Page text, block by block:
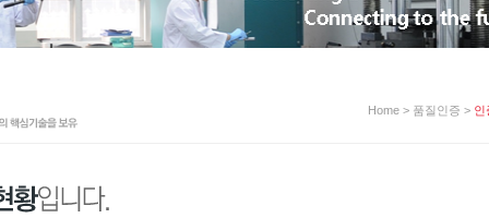
Home > 품질인증 > 인